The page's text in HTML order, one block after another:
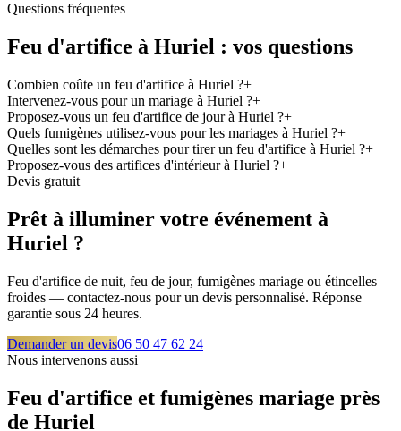
Questions fréquentes
Feu d'artifice à Huriel : vos questions
Combien coûte un feu d'artifice à Huriel ?+
Intervenez-vous pour un mariage à Huriel ?+
Proposez-vous un feu d'artifice de jour à Huriel ?+
Quels fumigènes utilisez-vous pour les mariages à Huriel ?+
Quelles sont les démarches pour tirer un feu d'artifice à Huriel ?+
Proposez-vous des artifices d'intérieur à Huriel ?+
Devis gratuit
Prêt à illuminer votre événement à
Huriel ?
Feu d'artifice de nuit, feu de jour, fumigènes mariage ou étincelles
froides — contactez-nous pour un devis personnalisé. Réponse
garantie sous 24 heures.
Demander un devis06 50 47 62 24
Nous intervenons aussi
Feu d'artifice et fumigènes mariage près
de Huriel